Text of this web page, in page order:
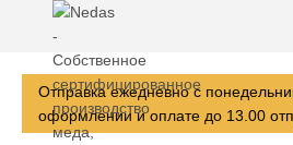
Отправка ежедневно с
оформлении и оплате до 13.00